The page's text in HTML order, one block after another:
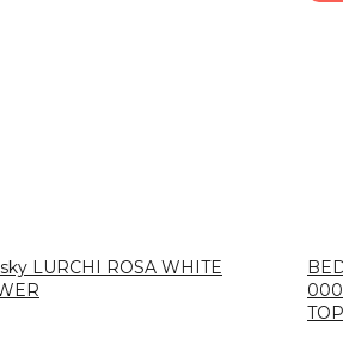
LURCHI ROSA WHITE